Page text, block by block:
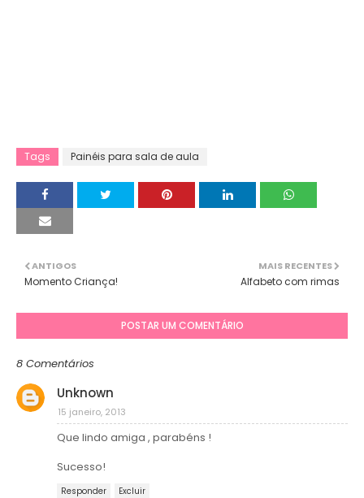
Tags Painéis para sala de aula
MAIS RECENTES
Alfabeto com rimas
ANTIGOS
Momento Criança!
POSTAR UM COMENTÁRIO
8 Comentários
Unknown
15 janeiro, 2013
Que lindo amiga , parabéns !
Sucesso!
Responder Excluir